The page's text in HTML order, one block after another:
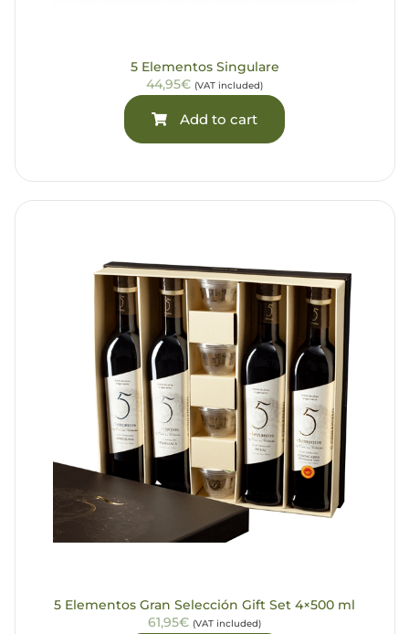
5 Elementos Singulare
44,95€ (VAT included)
Add to cart
5 Elementos Gran Selección Gift Set 4×500 ml
61,95€ (VAT included)